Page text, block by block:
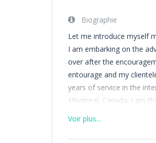
Biographie
Let me introduce myself
I am embarking on the
over after the
entourage and my
years of service in the
Montreal, Canada. I am
to the lounges, to
plane and thank you for
Voir plus...